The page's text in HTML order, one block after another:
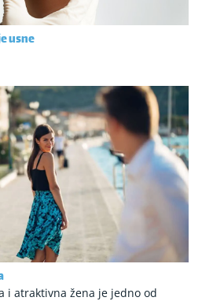
usne
i atraktivna žena je jedno od